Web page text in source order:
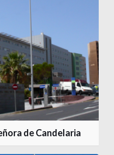
de Candelaria